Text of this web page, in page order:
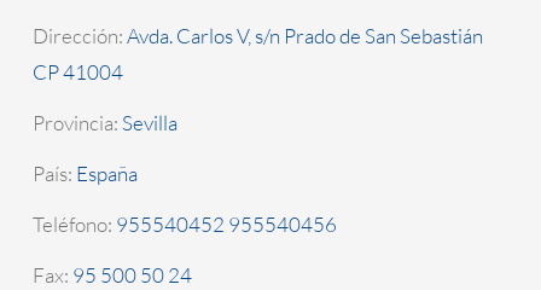
Dirección:Avda. Carlos V, s/n Prado de San Sebastián
CP 41004
Provincia: Sevilla
País: España
Teléfono: 955540452 955540456
Fax: 95 500 50 24